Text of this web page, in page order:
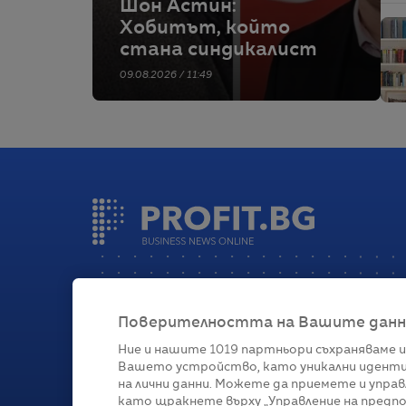
Шон Астин:
Хобитът, който
стана синдикалист
09.08.2026 / 11:49
Категории
Поверителността на Вашите
Ние и нашите 1019 партньори съхраняваме
Вашето устройство, като уникални
на лични данни. Можете да приемете и
като щракнете върху „Управление на